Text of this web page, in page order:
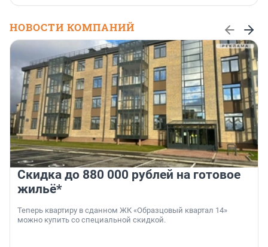
НОВОСТИ КОМПАНИЙ
Скидка до 880 000 рублей на готовое
жильё*
Теперь квартиру в сданном ЖК «Образцовый квартал 14»
можно купить со специальной скидкой.